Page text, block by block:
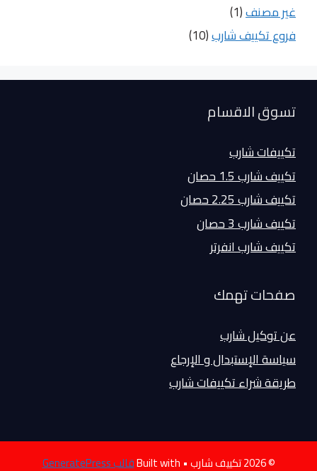
غير مصنف(1)
فروع تكييف شارب(10)
تسوق الاقسام
تكييفات شارب
تكييف شارب 1.5 حصان
تكييف شارب 2.25 حصان
تكييف شارب 3 حصان
تكييف شارب انفرتر
صفحات تهمك
عن توكيل شارب
سياسة الإستبدال و الإرجاع
طريقة شراء تكييفات شارب
© 2026 تكييف شارب • Built with قالب GeneratePress